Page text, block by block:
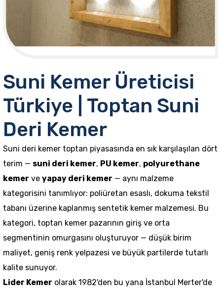
Suni Kemer Üreticisi
Türkiye | Toptan Suni
Deri Kemer
Suni deri kemer toptan piyasasında en sık karşılaşılan dört
terim — suni deri kemer, PU kemer, polyurethane
kemer ve yapay deri kemer — aynı malzeme
kategorisini tanımlıyor: poliüretan esaslı, dokuma tekstil
tabanı üzerine kaplanmış sentetik kemer malzemesi. Bu
kategori, toptan kemer pazarının giriş ve orta
segmentinin omurgasını oluşturuyor — düşük birim
maliyet, geniş renk yelpazesi ve büyük partilerde tutarlı
kalite sunuyor.
Lider Kemer olarak 1982'den bu yana İstanbul Merter'de